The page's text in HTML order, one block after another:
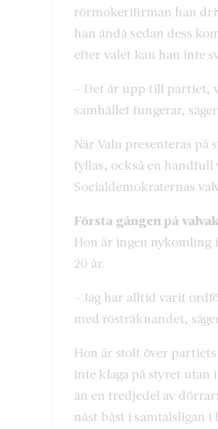
rörmokerifirman han
han ändå sedan dess
efter valet kan han inte
– Det är upp till partiet,
samhället fungerar,
När Valu presenteras
fyllas, också en
Socialdemokraternas
Första gången på
Hon är ingen
20 år.
– Jag har alltid varit
med rösträknandet,
Hon är stolt över
inte klaga på styret utan
än en tredjedel av
näst bäst i samtalsligan